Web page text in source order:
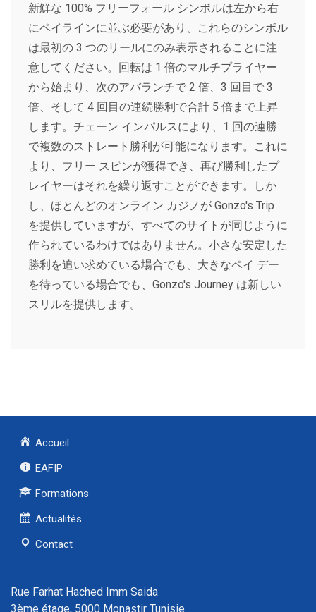
新鮮な 100% フリーフォール シンボルは左から右
にペイラインに並ぶ必要があり、これらのシンボル
は最初の 3 つのリールにのみ表示されることに注
意してください。回転は 1 倍のマルチプライヤー
から始まり、次のアバランチで 2 倍、3 回目で 3
倍、そして 4 回目の連続勝利で合計 5 倍まで上昇
します。チェーン インパルスにより、1 回の連勝
で複数のストレート勝利が可能になります。これに
より、フリー スピンが獲得でき、再び勝利したプ
レイヤーはそれを繰り返すことができます。しか
し、ほとんどのオンライン カジノが Gonzo's Trip
を提供していますが、すべてのサイトが同じように
作られているわけではありません。小さな安定した
勝利を追い求めている場合でも、大きなペイ デー
を待っている場合でも、Gonzo's Journey は新しい
スリルを提供します。
Accueil
EAFIP
Formations
Actualités
Contact
Rue Farhat Hached Imm Saida
3ème étage, 5000 Monastir Tunisie